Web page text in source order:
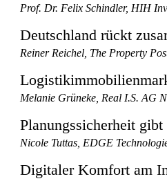
Prof. Dr. Felix Schindler, HIH
Deutschland rückt
Reiner Reichel, The Property
Melanie Grüneke, Real I.S. AG
Planungssicherheit
Nicole Tuttas, EDGE
Digitaler Komfort am